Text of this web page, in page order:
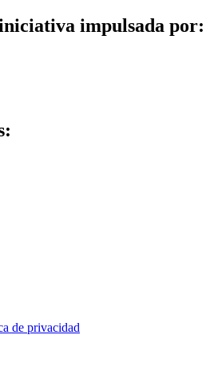
impulsada por:
de privacidad